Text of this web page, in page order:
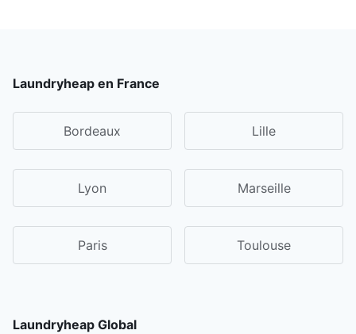
Laundryheap en France
Bordeaux Lille
Lyon Marseille
Paris Toulouse
Laundryheap Global